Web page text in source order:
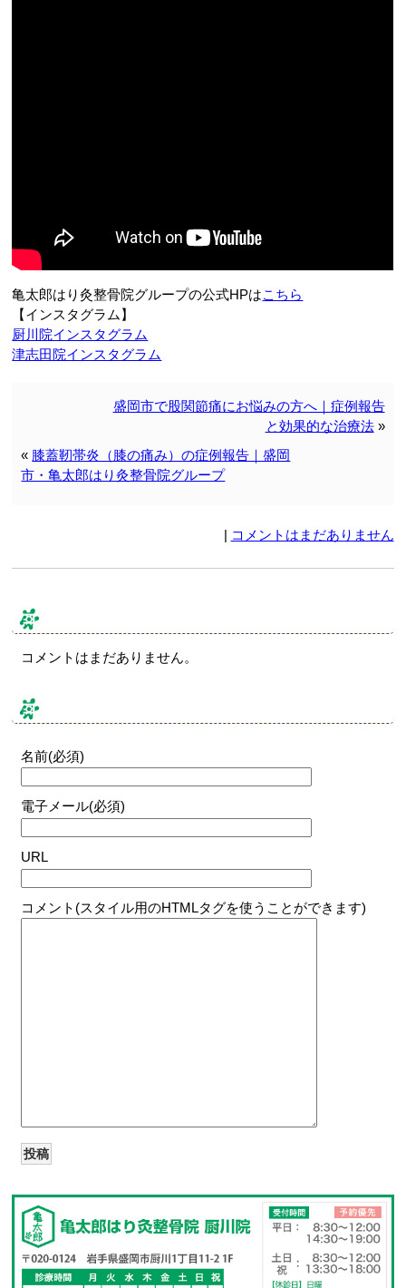
亀太郎はり灸整骨院グループの公式HPはこちら
【インスタグラム】
厨川院インスタグラム
津志田院インスタグラム
盛岡市で股関節痛にお悩みの方へ｜症例報告
と効果的な治療法»
« 膝蓋靭帯炎（膝の痛み）の症例報告｜盛岡
市・亀太郎はり灸整骨院グループ
| コメントはまだありません
コメント & トラックバック
コメントはまだありません。
コメントする
名前(必須)
電子メール(必須)
URL
コメント(スタイル用のHTMLタグを使うことができます)